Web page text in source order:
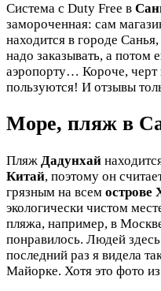
Система с Duty Free в
замороченная: сам
находится в городе
надо заказывать, а потом
аэропорту… Короче, черт
пользуются! И отзывы
Море, пляж в
Пляж Дадунхай
Китай, поэтому он
грязным на всем острове
экологически чистом
пляжа, например, в
понравилось. Людей
последний раз я видела
Майорке. Хотя это фото